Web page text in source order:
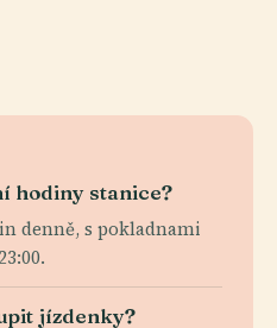
hodiny stanice?
denně, s pokladnami
jízdenky?